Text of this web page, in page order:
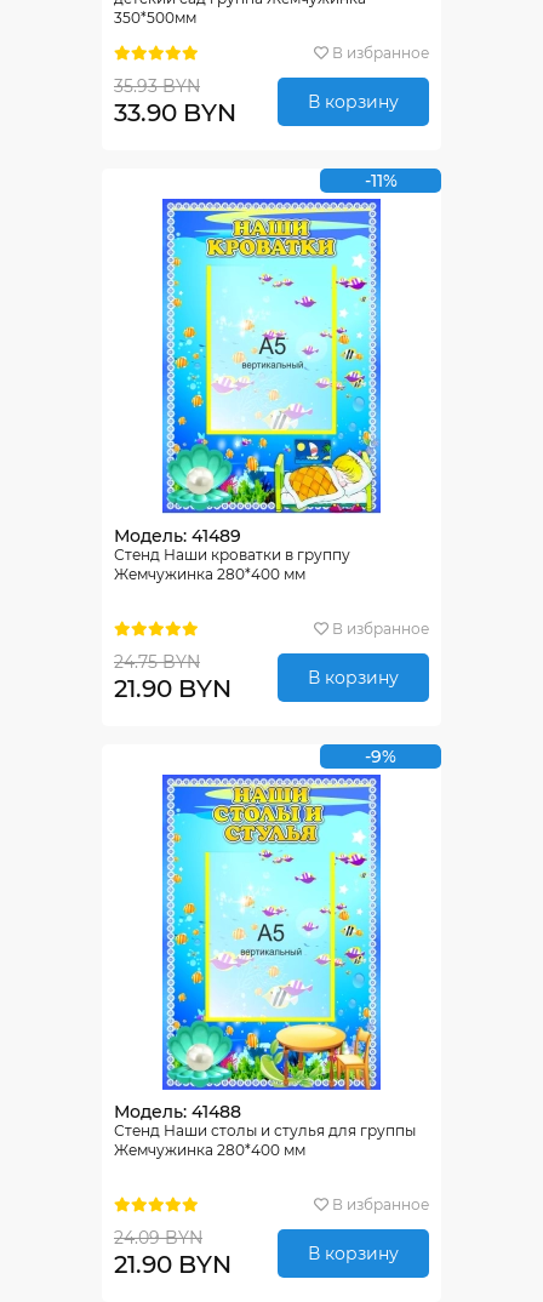
350*500мм
В избранное
35.93 BYN
33.90 BYN В корзину
-11%
Модель: 41489
Стенд Наши кроватки в группу
Жемчужинка 280*400 мм
В избранное
24.75 BYN
21.90 BYN В корзину
-9%
Модель: 41488
Стенд Наши столы и стулья для группы
Жемчужинка 280*400 мм
В избранное
24.09 BYN
21.90 BYN В корзину